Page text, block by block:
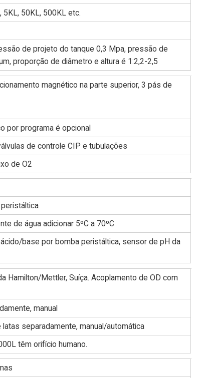
5KL, 50KL, 500KL etc.
de projeto do tanque 0,3 Mpa, pressão de
proporção de diâmetro e altura é 1:2,2-2,5
magnético na parte superior, 3 pás de
por programa é opcional
de controle CIP e tubulações
de O2
de água adicionar 5ºC a 70ºC
base por bomba peristáltica, sensor de pH da
Hamilton/Mettler, Suíça. Acoplamento de OD com
manual
separadamente, manual/automática
têm orifício humano.